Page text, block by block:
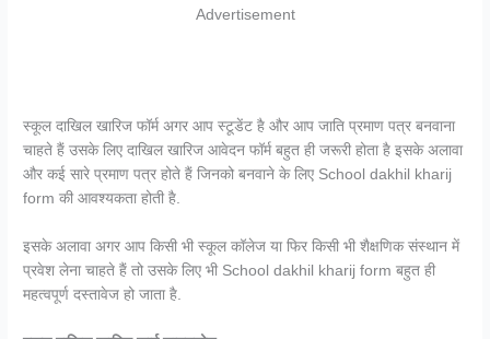
Advertisement
स्कूल दाखिल खारिज फॉर्म अगर आप स्टूडेंट है और आप जाति प्रमाण पत्र बनवाना
चाहते हैं उसके लिए दाखिल खारिज आवेदन फॉर्म बहुत ही जरूरी होता है इसके अलावा
और कई सारे प्रमाण पत्र होते हैं जिनको बनवाने के लिए School dakhil kharij
form की आवश्यकता होती है.
इसके अलावा अगर आप किसी भी स्कूल कॉलेज या फिर किसी भी शैक्षणिक संस्थान में
प्रवेश लेना चाहते हैं तो उसके लिए भी School dakhil kharij form बहुत ही
महत्वपूर्ण दस्तावेज हो जाता है.